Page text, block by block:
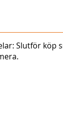
Slutför köp